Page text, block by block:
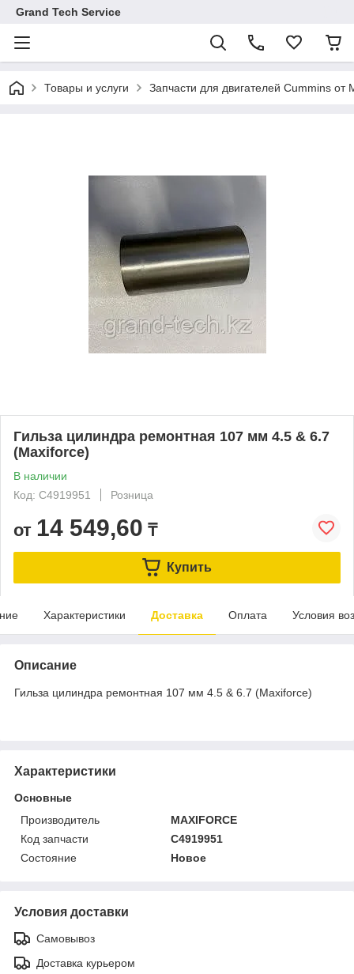
Grand Tech Service
Товары и услуги Запчасти для двигателей Cummins от
Гильза цилиндра ремонтная 107 мм 4.5 & 6.7
(Maxiforce)
В наличии
Код: C4919951
Розница
от 14 549,60 ₸
Купить
Характеристики Доставка Оплата Условия
Описание
Гильза цилиндра ремонтная 107 мм 4.5 & 6.7 (Maxiforce)
Характеристики
Основные
Производитель
MAXIFORCE
Код запчасти
C4919951
Состояние
Новое
Условия доставки
Самовывоз
Доставка курьером